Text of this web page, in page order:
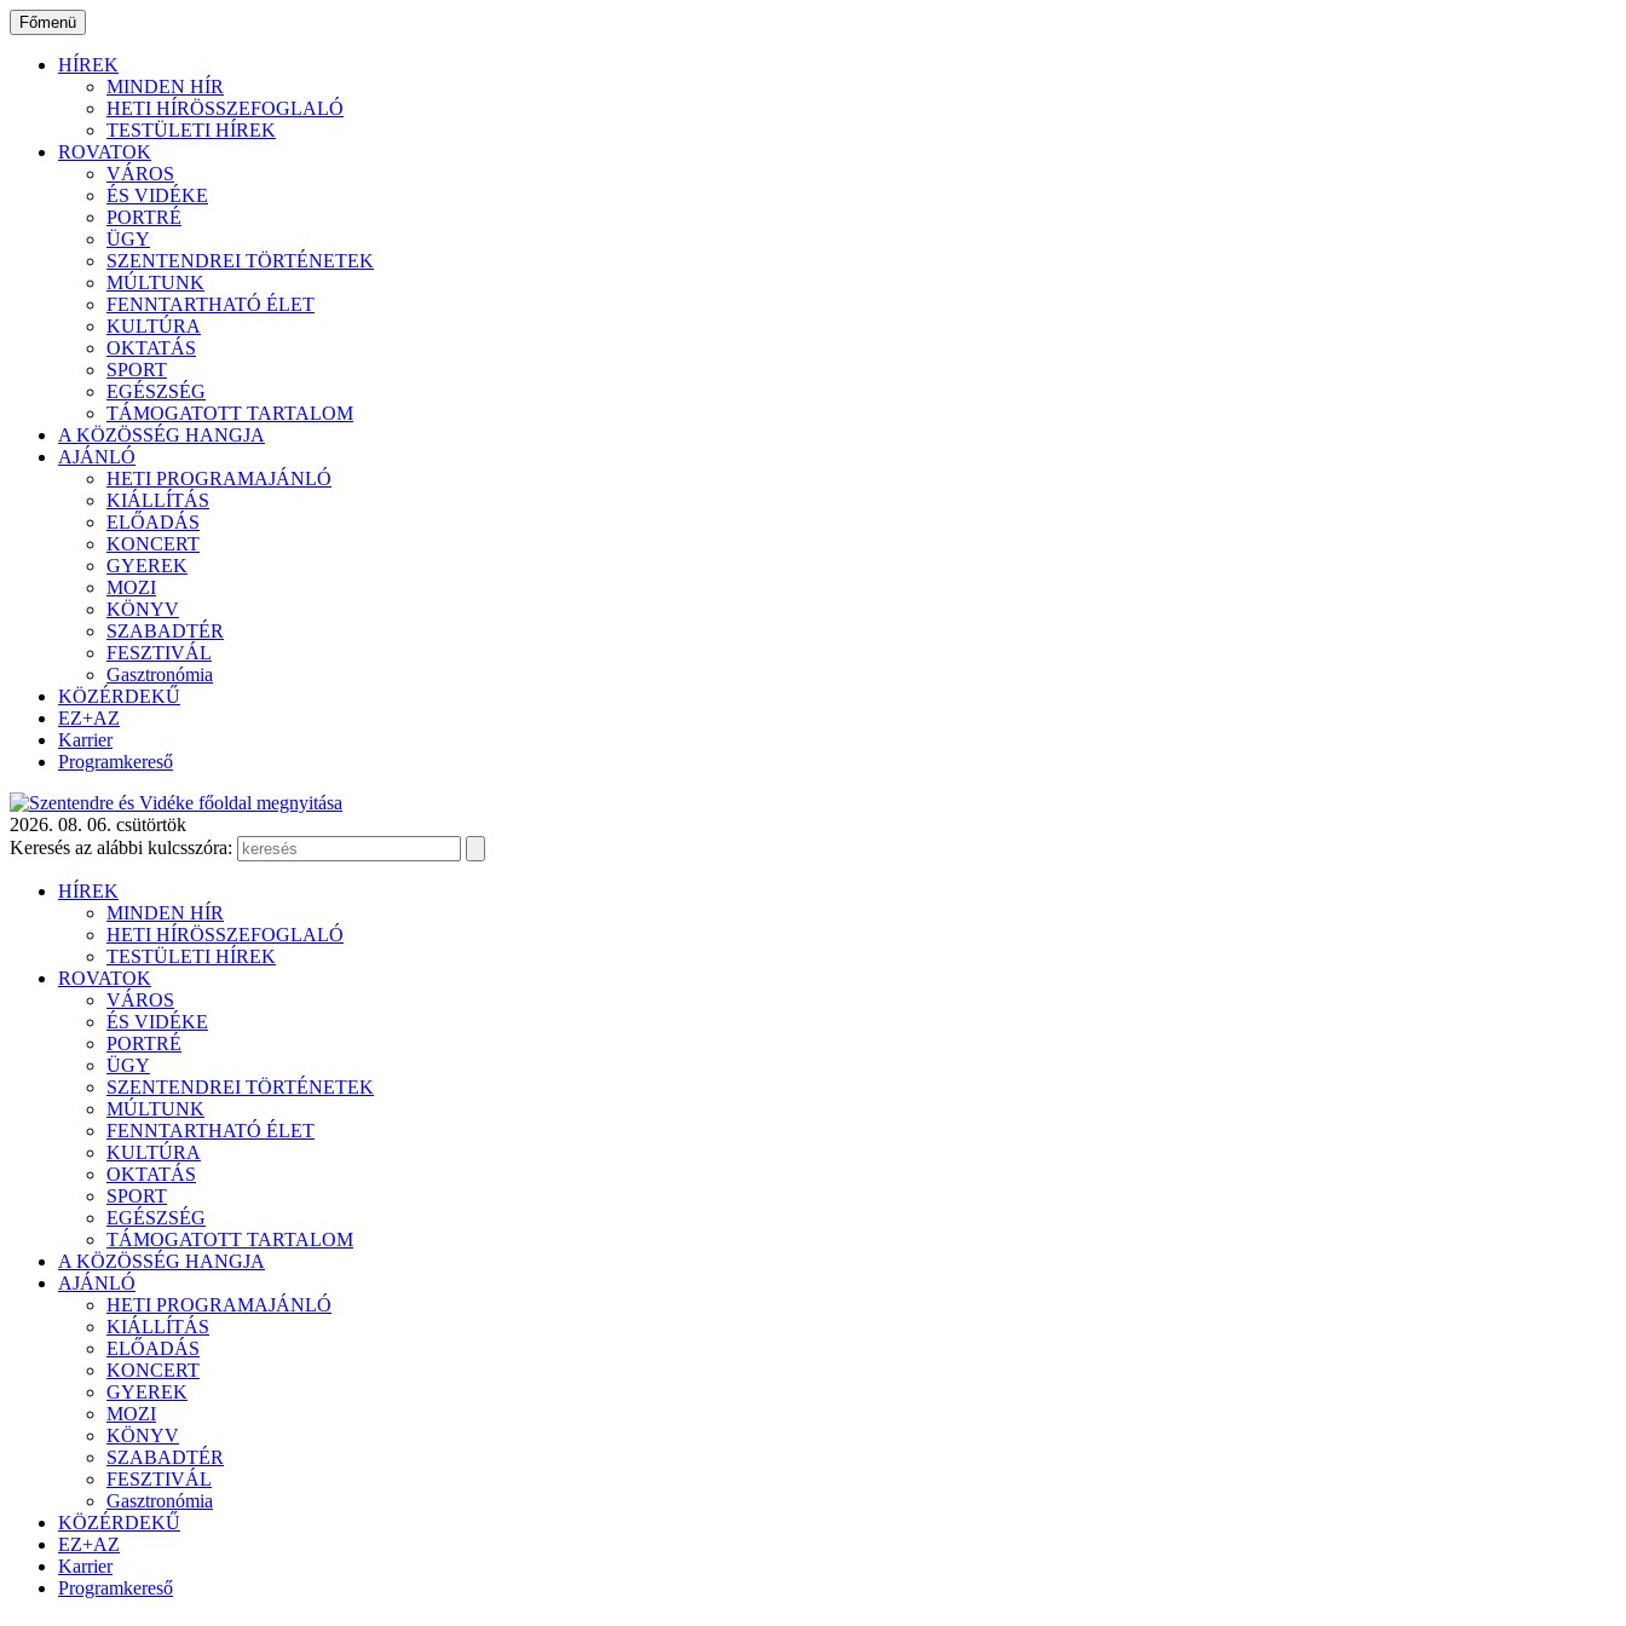
Ugrás
a
tartalomhoz
Főmenü
HÍREK
MINDEN HÍR
HETI HÍRÖSSZEFOGLALÓ
TESTÜLETI HÍREK
ROVATOK
VÁROS
ÉS VIDÉKE
PORTRÉ
ÜGY
SZENTENDREI TÖRTÉNETEK
MÚLTUNK
FENNTARTHATÓ ÉLET
KULTÚRA
OKTATÁS
SPORT
EGÉSZSÉG
TÁMOGATOTT TARTALOM
A KÖZÖSSÉG HANGJA
AJÁNLÓ
HETI PROGRAMAJÁNLÓ
KIÁLLÍTÁS
ELŐADÁS
KONCERT
GYEREK
MOZI
KÖNYV
SZABADTÉR
FESZTIVÁL
Gasztronómia
KÖZÉRDEKŰ
EZ+AZ
Karrier
Programkereső
2026. 08. 06. csütörtök
Keresés az alábbi kulcsszóra:
HÍREK
MINDEN HÍR
HETI HÍRÖSSZEFOGLALÓ
TESTÜLETI HÍREK
ROVATOK
VÁROS
ÉS VIDÉKE
PORTRÉ
ÜGY
SZENTENDREI TÖRTÉNETEK
MÚLTUNK
FENNTARTHATÓ ÉLET
KULTÚRA
OKTATÁS
SPORT
EGÉSZSÉG
TÁMOGATOTT TARTALOM
A KÖZÖSSÉG HANGJA
AJÁNLÓ
HETI PROGRAMAJÁNLÓ
KIÁLLÍTÁS
ELŐADÁS
KONCERT
GYEREK
MOZI
KÖNYV
SZABADTÉR
FESZTIVÁL
Gasztronómia
KÖZÉRDEKŰ
EZ+AZ
Karrier
Programkereső